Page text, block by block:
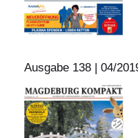
Ausgabe 138 | 04/